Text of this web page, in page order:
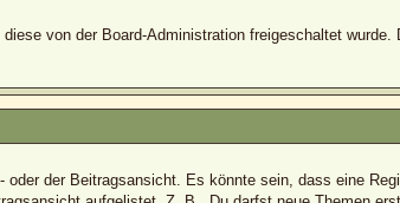
von der Board-Administration freigeschaltet wurde.
der Beitragsansicht. Es könnte sein, dass eine